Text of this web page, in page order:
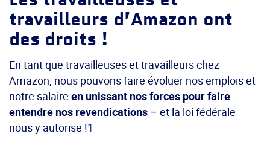
travailleurs d’Amazon ont
des droits !
En tant que travailleuses et travailleurs chez
Amazon, nous pouvons faire évoluer nos emplois et
notre salaire en unissant nos forces pour faire
entendre nos revendications – et la loi fédérale
nous y autorise !1